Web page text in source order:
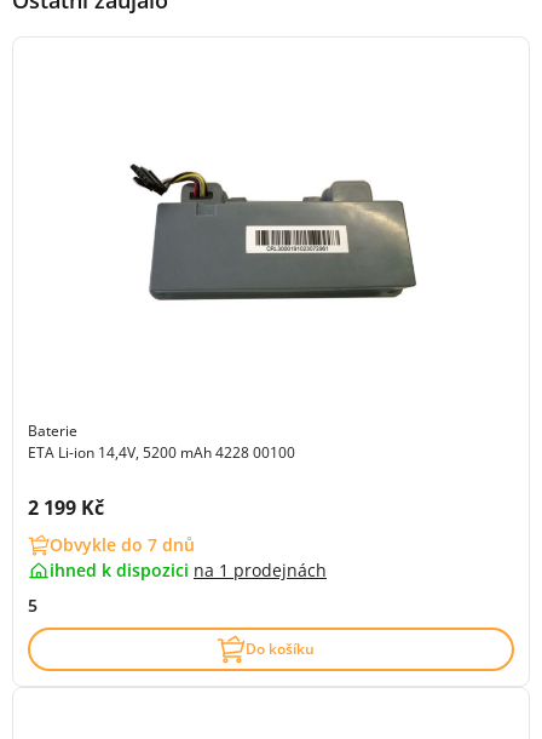
Baterie
ETA Li-ion 14,4V, 5200 mAh 4228 00100
Cena s DPH:
2 199 Kč
Obvykle do 7 dnů
ihned k dispozici na 1 prodejnách
5
Do košíku